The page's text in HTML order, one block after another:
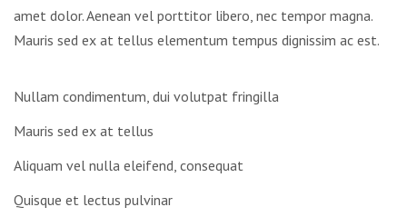
amet dolor. Aenean vel porttitor libero, nec tempor magna.
Mauris sed ex at tellus elementum tempus dignissim ac est.
Nullam condimentum, dui volutpat fringilla
Mauris sed ex at tellus
Aliquam vel nulla eleifend, consequat
Quisque et lectus pulvinar